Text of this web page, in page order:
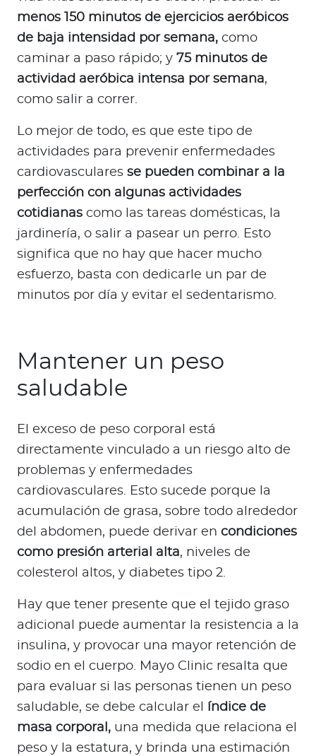
menos 150 minutos de ejercicios aeróbicos
de baja intensidad por semana, como
caminar a paso rápido; y 75 minutos de
actividad aeróbica intensa por semana,
como salir a correr.
Lo mejor de todo, es que este tipo de
actividades para prevenir enfermedades
cardiovasculares se pueden combinar a la
perfección con algunas actividades
cotidianas como las tareas domésticas, la
jardinería, o salir a pasear un perro. Esto
significa que no hay que hacer mucho
esfuerzo, basta con dedicarle un par de
minutos por día y evitar el sedentarismo.
Mantener un peso
saludable
El exceso de peso corporal está
directamente vinculado a un riesgo alto de
problemas y enfermedades
cardiovasculares. Esto sucede porque la
acumulación de grasa, sobre todo alrededor
del abdomen, puede derivar en condiciones
como presión arterial alta, niveles de
colesterol altos, y diabetes tipo 2.
Hay que tener presente que el tejido graso
adicional puede aumentar la resistencia a la
insulina, y provocar una mayor retención de
sodio en el cuerpo. Mayo Clinic resalta que
para evaluar si las personas tienen un peso
saludable, se debe calcular el
índice de
masa corporal, una medida que relaciona el
peso y la estatura, y brinda una estimación